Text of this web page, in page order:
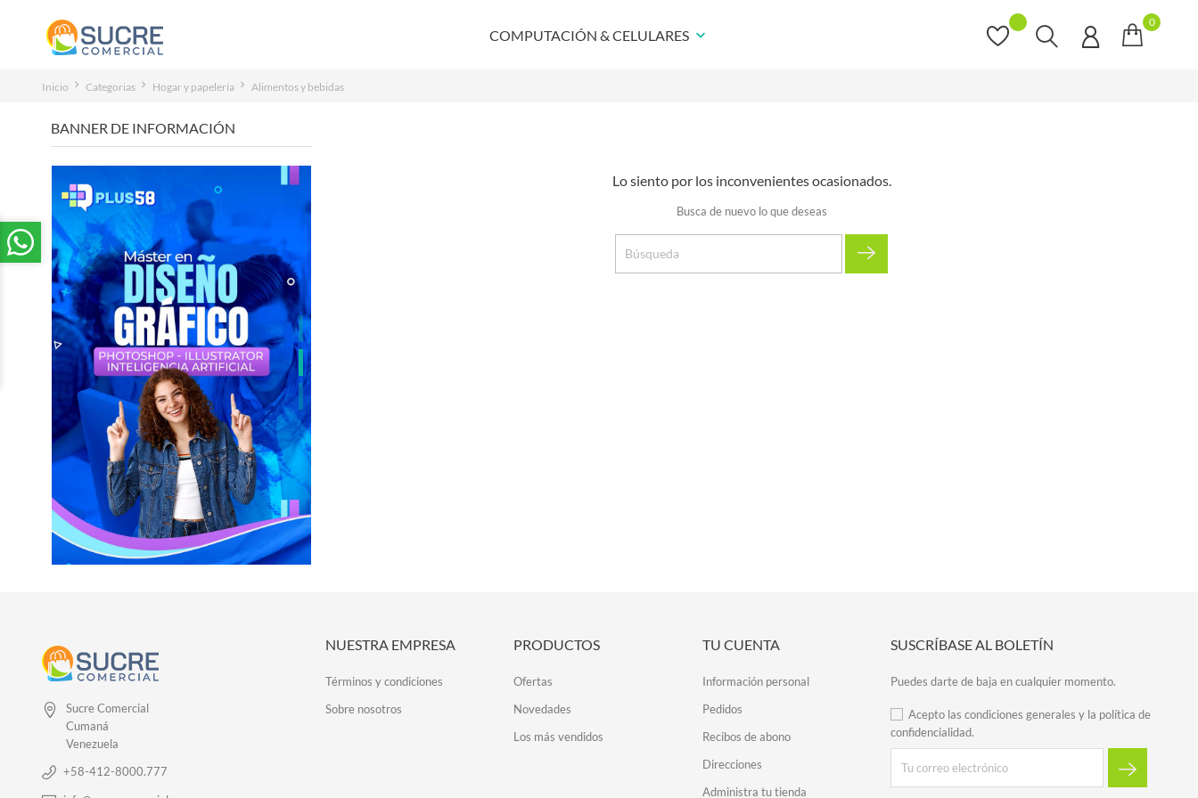
COMPUTACIÓN & CELULARES keyboard_arrow_down
0
Inicio Categorias Hogar y papelería Alimentos y bebidas
BANNER DE INFORMACIÓN
Lo siento por los inconvenientes ocasionados.
Busca de nuevo lo que deseas
Sucre Comercial
Cumaná
Venezuela
+58-412-8000.777
NUESTRA EMPRESA
Términos y condiciones
Sobre nosotros
PRODUCTOS
Ofertas
Novedades
Los más vendidos
TU CUENTA
Información personal
Pedidos
Recibos de abono
Direcciones
Administra tu tienda
SUSCRÍBASE AL BOLETÍN
Puedes darte de baja en cualquier momento.
Acepto las condiciones generales y la política de
confidencialidad.